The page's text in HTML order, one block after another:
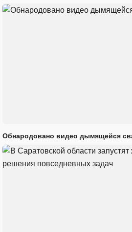
Обнародовано видео дымящейся